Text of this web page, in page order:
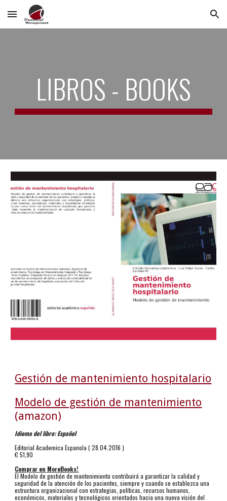
Skip to main content Skip to navigation
LIBROS - BOOKS
Gestión de mantenimiento hospitalario
Modelo de gestión de mantenimiento
(amazon)
Idioma del libro: Español
Editorial Academica Espanola ( 28.04.2016 )
€ 51,90
Comprar en MoreBooks!
El Modelo de gestión de mantenimiento contribuirá a garantizar la calidad y
seguridad de la atención de los pacientes, siempre y cuando se establezca una
estructura organizacional con estrategias, políticas, recursos humanos,
económicos, materiales y tecnológicos orientados hacia una nueva visión del